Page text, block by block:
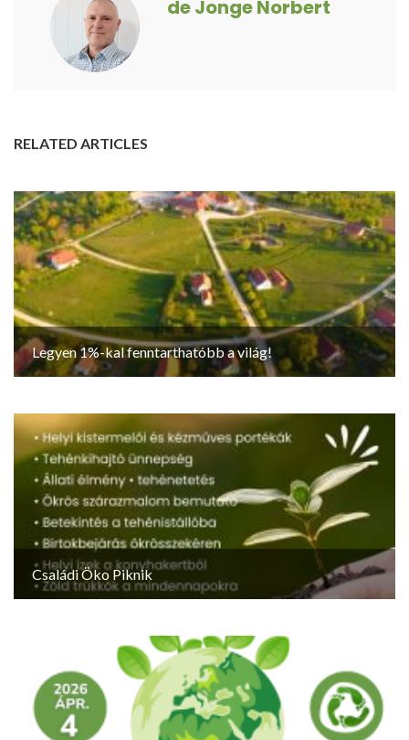
de Jonge Norbert
RELATED ARTICLES
Legyen 1%-kal fenntarthatóbb a világ!
Családi Öko Piknik